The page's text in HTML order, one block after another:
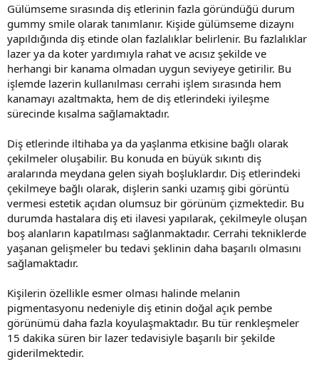
Gülümseme sırasında diş etlerinin fazla göründüğü durum
gummy smile olarak tanımlanır. Kişide gülümseme dizaynı
yapıldığında diş etinde olan fazlalıklar belirlenir. Bu fazlalıklar
lazer ya da koter yardımıyla rahat ve acısız şekilde ve
herhangi bir kanama olmadan uygun seviyeye getirilir. Bu
işlemde lazerin kullanılması cerrahi işlem sırasında hem
kanamayı azaltmakta, hem de diş etlerindeki iyileşme
sürecinde kısalma sağlamaktadır.
Diş etlerinde iltihaba ya da yaşlanma etkisine bağlı olarak
çekilmeler oluşabilir. Bu konuda en büyük sıkıntı diş
aralarında meydana gelen siyah boşluklardır. Diş etlerindeki
çekilmeye bağlı olarak, dişlerin sanki uzamış gibi görüntü
vermesi estetik açıdan olumsuz bir görünüm çizmektedir. Bu
durumda hastalara diş eti ilavesi yapılarak, çekilmeyle oluşan
boş alanların kapatılması sağlanmaktadır. Cerrahi tekniklerde
yaşanan gelişmeler bu tedavi şeklinin daha başarılı olmasını
sağlamaktadır.
Kişilerin özellikle esmer olması halinde melanin
pigmentasyonu nedeniyle diş etinin doğal açık pembe
görünümü daha fazla koyulaşmaktadır. Bu tür renkleşmeler
15 dakika süren bir lazer tedavisiyle başarılı bir şekilde
giderilmektedir.